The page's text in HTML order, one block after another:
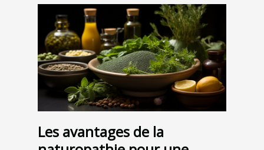
Les avantages de la